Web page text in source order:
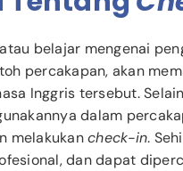
belajar mengenai
percakapan, akan
Inggris tersebut.
dalam
melakukancheck-in.
dan dapat